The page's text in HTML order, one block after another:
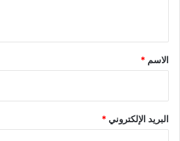
*
الاسم *
البريد الإلكتروني*